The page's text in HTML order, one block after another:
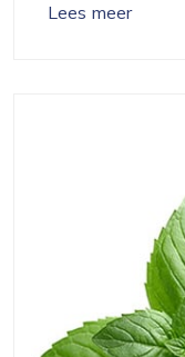
Lees meer